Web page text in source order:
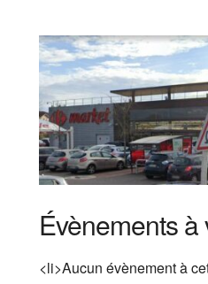
Évènements à
<li>Aucun évènement à